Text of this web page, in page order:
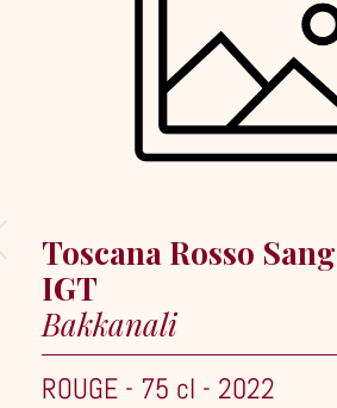
Toscana Rosso
IGT
Bakkanali
ROUGE - 75 cl - 2022